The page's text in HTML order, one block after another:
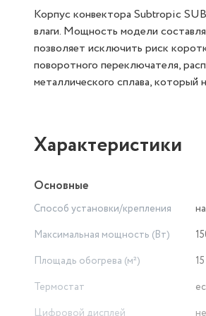
Корпус конвектора Subtropic
влаги. Мощность модели
позволяет исключить риск
поворотного переключателя,
металлического сплава, который
Характеристики
Основные
Способ установки/крепления
Максимальная мощность (Вт)
Площадь обогрева (м²)
15
Термостат
Цифровой дисплей